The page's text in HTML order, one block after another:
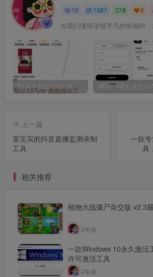
10 1587 9 9
朔风下载25110109 -磁力下载神器-去VIP限制版本
上一篇
某宝买的抖音直播监测录制
工具
一款
具
相关推荐
植物大战僵尸杂交版 v2.3
2年前
一款Windows 10永久激活
许可激活工具
2年前